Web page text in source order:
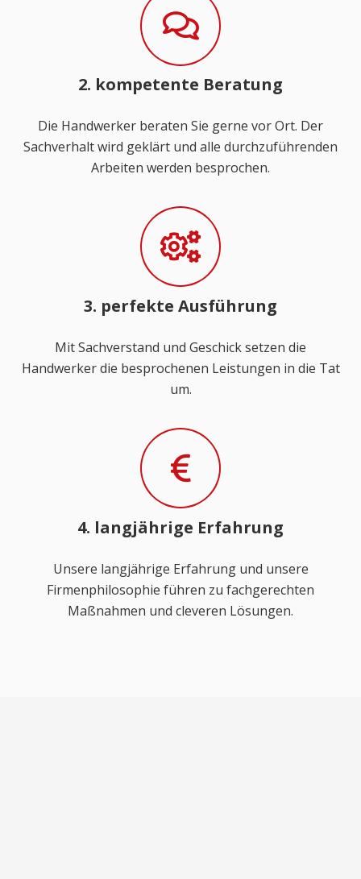
2. kompetente Beratung
Die Handwerker beraten Sie gerne vor Ort. Der
Sachverhalt wird geklärt und alle durchzuführenden
Arbeiten werden besprochen.
3. perfekte Ausführung
Mit Sachverstand und Geschick setzen die
Handwerker die besprochenen Leistungen in die Tat
um.
4. langjährige Erfahrung
Unsere langjährige Erfahrung und unsere
Firmenphilosophie führen zu fachgerechten
Maßnahmen und cleveren Lösungen.